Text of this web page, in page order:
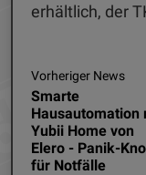
erhältlich, der
Vorheriger News
Smarte
Hausautomation
Yubii Home von
Elero - Panik-
für Notfälle